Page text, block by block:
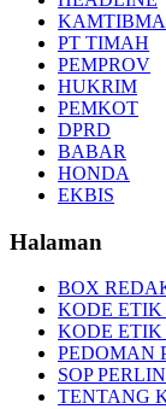
PT TIMAH
PEMPROV
HUKRIM
PEMKOT
DPRD
BABAR
HONDA
EKBIS
Halaman
BOX
KODE
KODE
PEDOMAN
SOP
TENTANG